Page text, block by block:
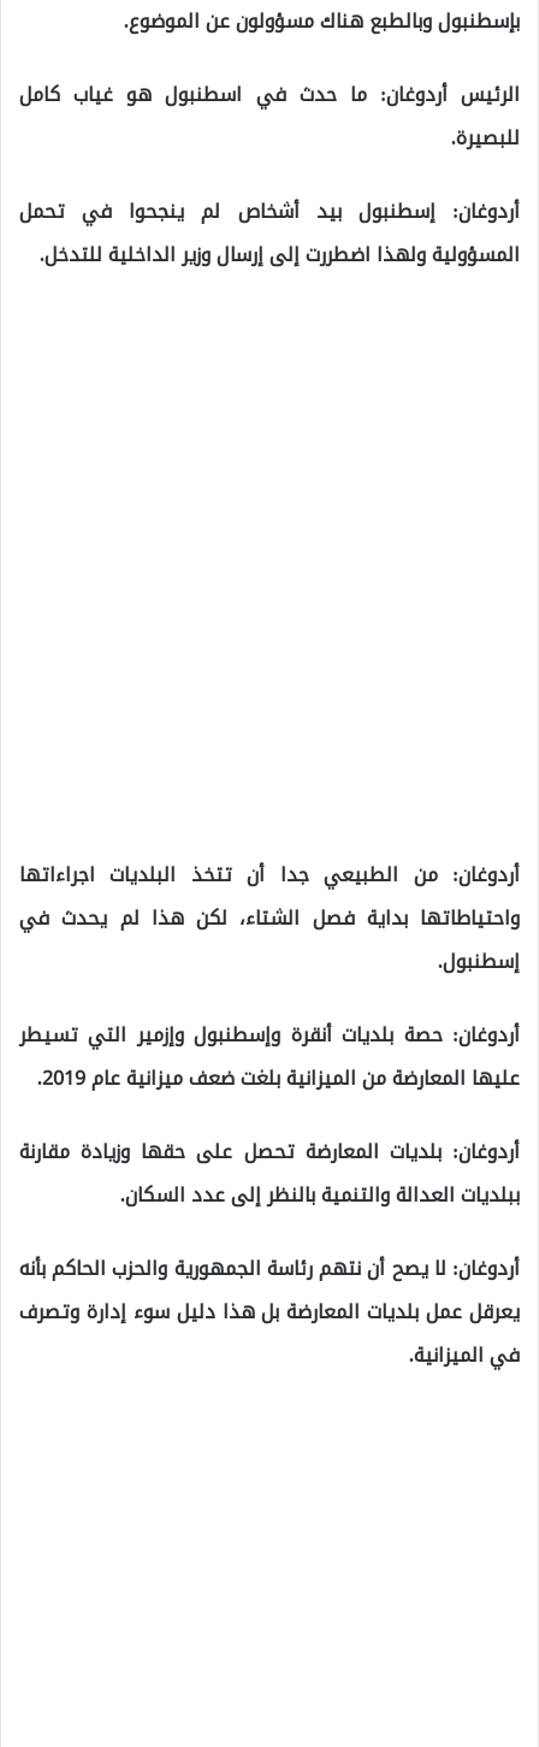
بإسطنبول وبالطبع هناك مسؤولون عن الموضوع.
الرئيس أردوغان: ما حدث في اسطنبول هو غياب كامل
للبصيرة.
أردوغان: إسطنبول بيد أشخاص لم ينجحوا في تحمل
المسؤولية ولهذا اضطررت إلى إرسال وزير الداخلية للتدخل.
أردوغان: من الطبيعي جدا أن تتخذ البلديات اجراءاتها
واحتياطاتها بداية فصل الشتاء، لكن هذا لم يحدث في
إسطنبول.
أردوغان: حصة بلديات أنقرة وإسطنبول وإزمير التي تسيطر
عليها المعارضة من الميزانية بلغت ضعف ميزانية عام 2019.
أردوغان: بلديات المعارضة تحصل على حقها وزيادة مقارنة
ببلديات العدالة والتنمية بالنظر إلى عدد السكان.
أردوغان: لا يصح أن نتهم رئاسة الجمهورية والحزب الحاكم بأنه
يعرقل عمل بلديات المعارضة بل هذا دليل سوء إدارة وتصرف
في الميزانية.